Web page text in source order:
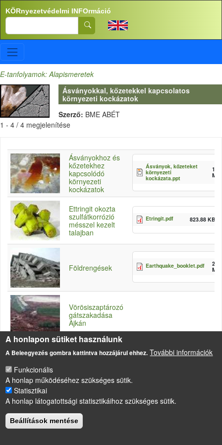
Ugrás a tartalomra
KÖRnyezetvédelmi INFOrmáció
Search
E-tanfolyamok: Alapismeretek
Ásványokkal, kőzetekkel kapcsolatos
környezeti kockázatok
Szerző: BME ABÉT
1 - 4 / 4 megjelenítése
Ásványokhoz és
kőzetekhez
kapcsolódó
környezeti
kockázatok
Ásványok, kőzeteket
környezeti
kockázata.ppt
1.81
MB
Ettringit okozta
szulfátkorrózió
mésszel kezelt
talajban
Etringit.pdf 823.88 KB
Földrengések Earthquake_booklet.pdf
2.15
MB
Vörösiszaptározó
gátszakadása
Ajkán
LÁBLÉC
Impresszum
Drupalalapú webhely
A honlapon sütiket használunk
A Beleegyezés gombra kattintva hozzájárul ehhez. További információk
Funkcionális
A honlap működéséhez szükséges sütik.
Statisztikai
A honlap látogatottsági statisztikáihoz szükséges sütik.
Beállítások mentése